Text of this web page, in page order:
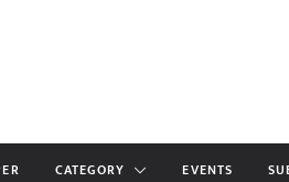
CATEGORY EVENTS